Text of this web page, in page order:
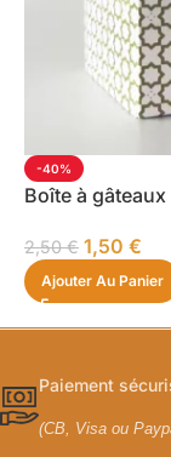
-40%
Boîte à
2,50€ 1,50 €
Ajouter Au Panier
Paiement
(CB, Visa ou